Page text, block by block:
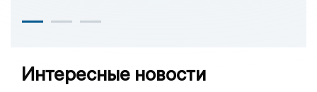
Интересные новости